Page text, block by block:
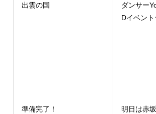
出雲の国
ダンサー
Dイベン
準備完了！
明日は赤